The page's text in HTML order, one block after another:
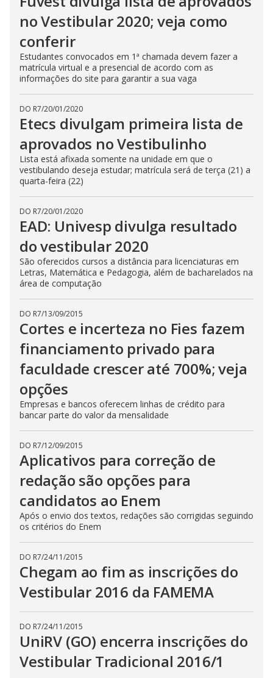
no Vestibular 2020; veja como
conferir
Estudantes convocados em 1ª chamada devem fazer a
matrícula virtual e a presencial de acordo com as
informações do site para garantir a sua vaga
DO R7/20/01/2020
Etecs divulgam primeira lista de
aprovados no Vestibulinho
Lista está afixada somente na unidade em que o
vestibulando deseja estudar; matrícula será de terça (21) a
quarta-feira (22)
DO R7/20/01/2020
EAD: Univesp divulga resultado
do vestibular 2020
São oferecidos cursos a distância para licenciaturas em
Letras, Matemática e Pedagogia, além de bacharelados na
área de computação
DO R7/13/09/2015
Cortes e incerteza no Fies fazem
financiamento privado para
faculdade crescer até 700%; veja
opções
Empresas e bancos oferecem linhas de crédito para
bancar parte do valor da mensalidade
DO R7/12/09/2015
Aplicativos para correção de
redação são opções para
candidatos ao Enem
Após o envio dos textos, redações são corrigidas seguindo
os critérios do Enem
DO R7/24/11/2015
Chegam ao fim as inscrições do
Vestibular 2016 da FAMEMA
DO R7/24/11/2015
UniRV (GO) encerra inscrições do
Vestibular Tradicional 2016/1